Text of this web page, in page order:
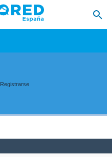
Registrarse